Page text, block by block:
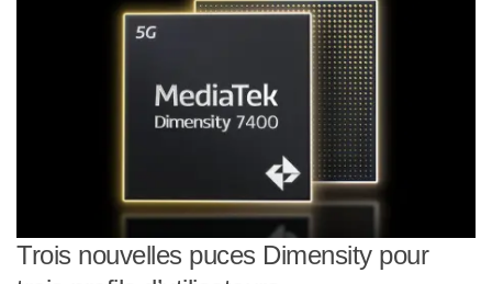
Trois nouvelles puces Dimensity pour